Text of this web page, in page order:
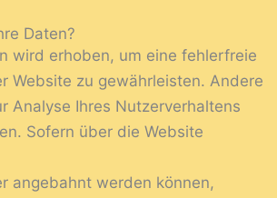
Daten?
wird erhoben, um eine fehlerfreie
Website zu gewährleisten. Andere
Analyse Ihres Nutzerverhaltens
Sofern über die Website
angebahnt werden können,